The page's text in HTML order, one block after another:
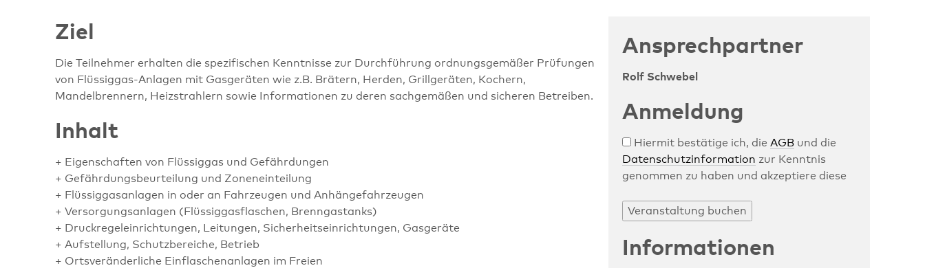
Ziel
Die Teilnehmer erhalten die spezifischen Kenntnisse zur Durchführung ordnungsgemäßer Prüfungen
von Flüssiggas-Anlagen mit Gasgeräten wie z.B. Brätern, Herden, Grillgeräten, Kochern,
Mandelbrennern, Heizstrahlern sowie Informationen zu deren sachgemäßen und sicheren Betreiben.
Inhalt
+ Eigenschaften von Flüssiggas und Gefährdungen
+ Gefährdungsbeurteilung und Zoneneinteilung
+ Flüssiggasanlagen in oder an Fahrzeugen und Anhängefahrzeugen
+ Versorgungsanlagen (Flüssiggasflaschen, Brenngastanks)
+ Druckregeleinrichtungen, Leitungen, Sicherheitseinrichtungen, Gasgeräte
+ Aufstellung, Schutzbereiche, Betrieb
+ Ortsveränderliche Einflaschenanlagen im Freien
Ansprechpartner
Rolf Schwebel
Anmeldung
Hiermit bestätige ich, die AGB und die
Datenschutzinformation zur Kenntnis
genommen zu haben und akzeptiere diese
Informationen